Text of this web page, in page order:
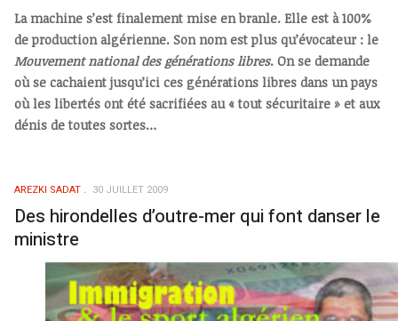
La machine s’est finalement mise en branle. Elle est à 100%
de production algérienne. Son nom est plus qu’évocateur : le
Mouvement national des générations libres. On se demande
où se cachaient jusqu’ici ces générations libres dans un pays
où les libertés ont été sacrifiées au « tout sécuritaire » et aux
dénis de toutes sortes…
AREZKI SADAT 30 JUILLET 2009
Des hirondelles d’outre-mer qui font danser le
ministre